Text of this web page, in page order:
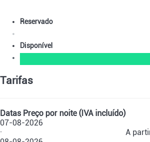
Reservado
Disponível
Tarifas
Datas Preço por noite (IVA incluído)
07-08-2026
·
A